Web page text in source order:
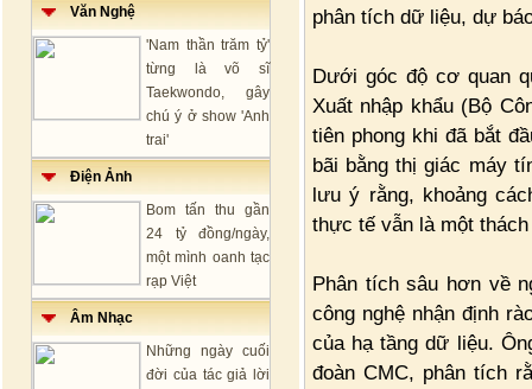
Văn Nghệ
'Nam thần trăm tỷ'
từng là võ sĩ
Taekwondo, gây
chú ý ở show 'Anh
trai'
Điện Ảnh
Bom tấn thu gần
24 tỷ đồng/ngày,
một mình oanh tạc
rạp Việt
Âm Nhạc
Những ngày cuối
đời của tác giả lời
phân tích dữ liệu, dự
Dưới góc độ cơ quan
Xuất nhập khẩu (Bộ
tiên phong khi đã bắt
bãi bằng thị giác máy
lưu ý rằng, khoảng
thực tế vẫn là một
Phân tích sâu hơn về
công nghệ nhận định
của hạ tầng dữ liệu.
đoàn CMC, phân tích